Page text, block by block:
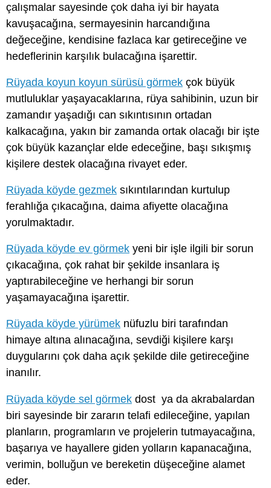
çalışmalar sayesinde çok daha iyi bir hayata
kavuşacağına, sermayesinin harcandığına
değeceğine, kendisine fazlaca kar getireceğine ve
hedeflerinin karşılık bulacağına işarettir.
Rüyada koyun koyun sürüsü görmek çok büyük
mutluluklar yaşayacaklarına, rüya sahibinin, uzun bir
zamandır yaşadığı can sıkıntısının ortadan
kalkacağına, yakın bir zamanda ortak olacağı bir işte
çok büyük kazançlar elde edeceğine, başı sıkışmış
kişilere destek olacağına rivayet eder.
Rüyada köyde gezmek sıkıntılarından kurtulup
ferahlığa çıkacağına, daima afiyette olacağına
yorulmaktadır.
Rüyada köyde ev görmek yeni bir işle ilgili bir sorun
çıkacağına, çok rahat bir şekilde insanlara iş
yaptırabileceğine ve herhangi bir sorun
yaşamayacağına işarettir.
Rüyada köyde yürümek nüfuzlu biri tarafından
himaye altına alınacağına, sevdiği kişilere karşı
duygularını çok daha açık şekilde dile getireceğine
inanılır.
Rüyada köyde sel görmek dost ya da akrabalardan
biri sayesinde bir zararın telafi edileceğine, yapılan
planların, programların ve projelerin tutmayacağına,
başarıya ve hayallere giden yolların kapanacağına,
verimin, bolluğun ve bereketin düşeceğine alamet
eder.